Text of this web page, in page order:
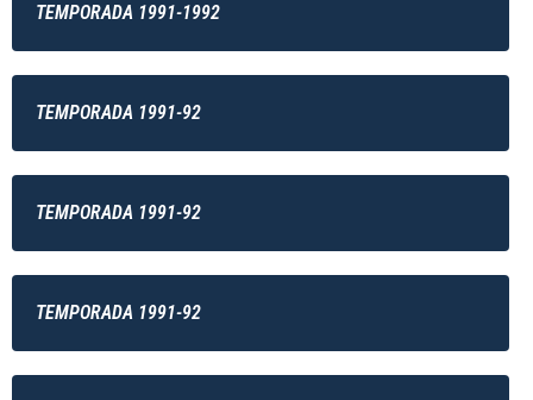
TEMPORADA 1991-1992
TEMPORADA 1991-92
TEMPORADA 1991-92
TEMPORADA 1991-92